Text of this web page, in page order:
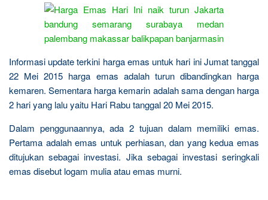
Informasi update terkini harga emas untuk hari ini Jumat tanggal
22 Mei 2015 harga emas adalah turun dibandingkan harga
kemaren. Sementara harga kemarin adalah sama dengan harga
2 hari yang lalu yaitu Hari Rabu tanggal 20 Mei 2015.
Dalam penggunaannya, ada 2 tujuan dalam memiliki emas.
Pertama adalah emas untuk perhiasan, dan yang kedua emas
ditujukan sebagai investasi. Jika sebagai investasi seringkali
emas disebut logam mulia atau emas murni.